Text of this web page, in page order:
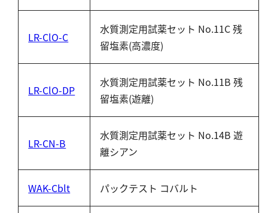
LR-ClO-C
水質測定用試薬セット No.11C 残
留塩素(高濃度)
LR-ClO-DP
水質測定用試薬セット No.11B 残
留塩素(遊離)
LR-CN-B
水質測定用試薬セット No.14B 遊
離シアン
WAK-Cblt パックテスト コバルト